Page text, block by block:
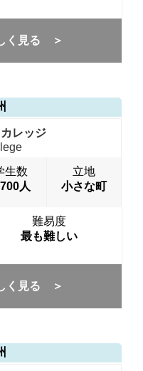
く見る ＞
レッジ
生数
人
立地
小さな町
難易度
最も難しい
く見る ＞